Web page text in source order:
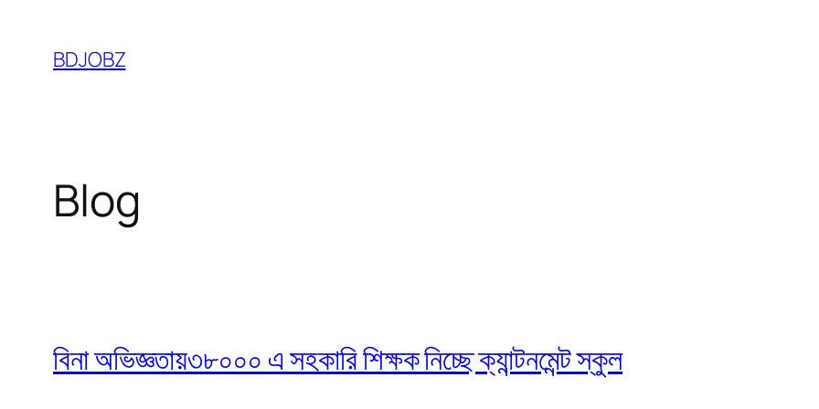
content
BDJOBZ
Blog
বিনা অভিজ্ঞতায়৩৮০০০ এ সহকারি শিক্ষক নিচ্ছে ক্যান্টনমেন্ট স্কুল